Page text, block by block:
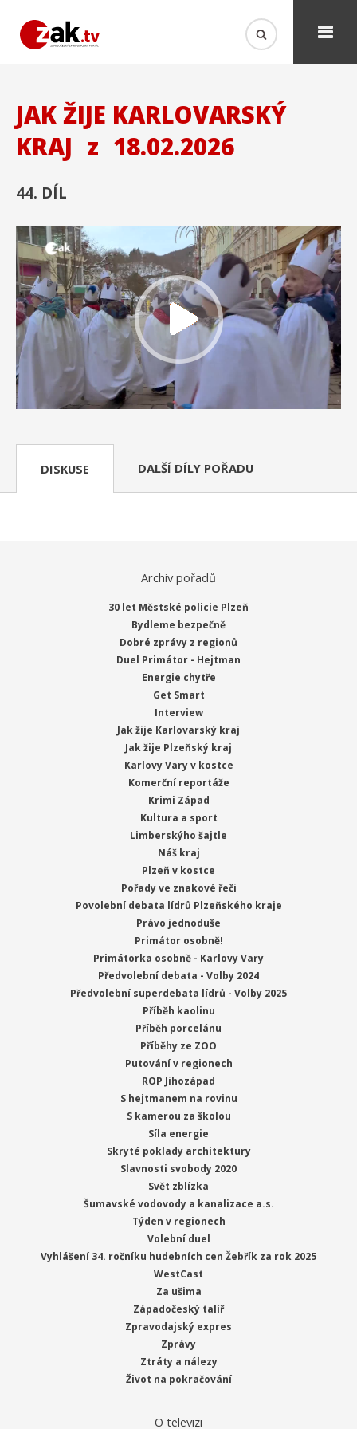
JAK ŽIJE KARLOVARSKÝ
KRAJ z 18.02.2026
44. DÍL
DISKUSE DALŠÍ DÍLY POŘADU
Archiv pořadů
30 let Městské policie Plzeň
Bydleme bezpečně
Dobré zprávy z regionů
Duel Primátor - Hejtman
Energie chytře
Get Smart
Interview
Jak žije Karlovarský kraj
Jak žije Plzeňský kraj
Karlovy Vary v kostce
Komerční reportáže
Krimi Západ
Kultura a sport
Limberskýho šajtle
Náš kraj
Plzeň v kostce
Pořady ve znakové řeči
Povolební debata lídrů Plzeňského kraje
Právo jednoduše
Primátor osobně!
Primátorka osobně - Karlovy Vary
Předvolební debata - Volby 2024
Předvolební superdebata lídrů - Volby 2025
Příběh kaolinu
Příběh porcelánu
Příběhy ze ZOO
Putování v regionech
ROP Jihozápad
S hejtmanem na rovinu
S kamerou za školou
Síla energie
Skryté poklady architektury
Slavnosti svobody 2020
Svět zblízka
Šumavské vodovody a kanalizace a.s.
Týden v regionech
Volební duel
Vyhlášení 34. ročníku hudebních cen Žebřík za rok 2025
WestCast
Za ušima
Západočeský talíř
Zpravodajský expres
Zprávy
Ztráty a nálezy
Život na pokračování
O televizi